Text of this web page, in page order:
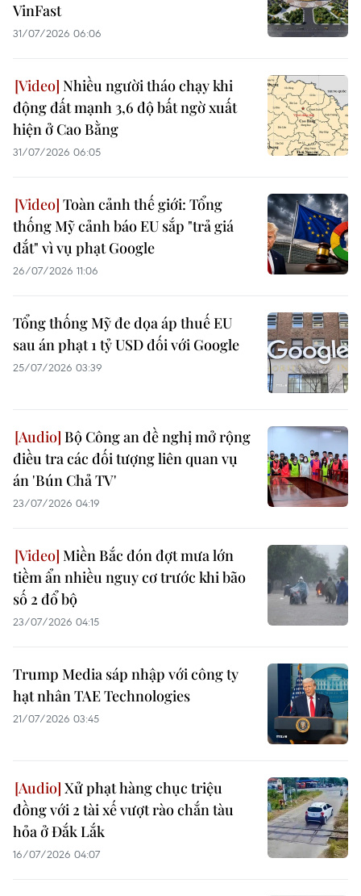
VinFast
31/07/2026 06:06
Nhiều người tháo chạy khi
động đất mạnh 3,6 độ bất ngờ xuất
hiện ở Cao Bằng
31/07/2026 06:05
Toàn cảnh thế giới: Tổng
thống Mỹ cảnh báo EU sắp "trả giá
đắt" vì vụ phạt Google
26/07/2026 11:06
Tổng thống Mỹ đe dọa áp thuế EU
sau án phạt 1 tỷ USD đối với Google
25/07/2026 03:39
Bộ Công an đề nghị mở rộng
điều tra các đối tượng liên quan vụ
án 'Bún Chả TV'
23/07/2026 04:19
Miền Bắc đón đợt mưa lớn
tiềm ẩn nhiều nguy cơ trước khi bão
số 2 đổ bộ
23/07/2026 04:15
Trump Media sáp nhập với công ty
hạt nhân TAE Technologies
21/07/2026 03:45
Xử phạt hàng chục triệu
đồng với 2 tài xế vượt rào chắn tàu
hỏa ở Đắk Lắk
16/07/2026 04:07